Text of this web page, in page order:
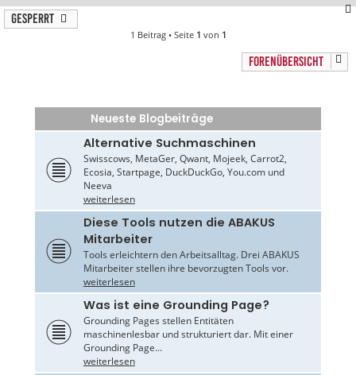
Gesperrt
1 Beitrag • Seite 1 von 1
FORENÜBERSICHT
Neueste Blogbeiträge
Alternative Suchmaschinen
Swisscows, MetaGer, Qwant, Mojeek, Carrot2,
Ecosia, Startpage, DuckDuckGo, You.com und
Neeva
weiterlesen
Diese Tools nutzen die ABAKUS
Mitarbeiter
Tools erleichtern den Arbeitsalltag. Drei ABAKUS
Mitarbeiter stellen ihre bevorzugten Tools vor.
weiterlesen
Was ist eine Grounding Page?
Grounding Pages stellen Entitäten
maschinenlesbar und strukturiert dar. Mit einer
Grounding Page...
weiterlesen